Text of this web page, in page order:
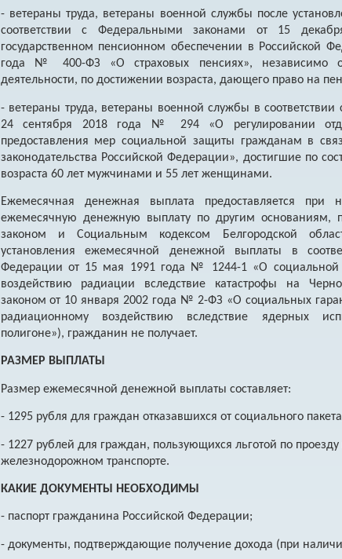
- ветераны труда, ветераны военной службы после
соответствии с Федеральными законами от 15
государственном пенсионном обеспечении в Российской
года № 400-ФЗ «О страховых пенсиях», независимо
деятельности, по достижении возраста, дающего право на
- ветераны труда, ветераны военной службы в соответствии
24 сентября 2018 года № 294 «О регулировании
предоставления мер социальной защиты гражданам в
законодательства Российской Федерации», достигшие по
возраста 60 лет мужчинами и 55 лет женщинами.
Ежемесячная денежная выплата предоставляется
ежемесячную денежную выплату по другим основаниям,
законом и Социальным кодексом Белгородской
установления ежемесячной денежной выплаты в
Федерации от 15 мая 1991 года № 1244-1 «О социальной
воздействию радиации вследствие катастрофы на
законом от 10 января 2002 года № 2-ФЗ «О социальных
радиационному воздействию вследствие ядерных
полигоне»), гражданин не получает.
РАЗМЕР ВЫПЛАТЫ
Размер ежемесячной денежной выплаты составляет:
- 1295 рубля для граждан отказавшихся от социального
- 1227 рублей для граждан, пользующихся льготой по
железнодорожном транспорте.
КАКИЕ ДОКУМЕНТЫ НЕОБХОДИМЫ
- паспорт гражданина Российской Федерации;
- документы, подтверждающие получение дохода (при